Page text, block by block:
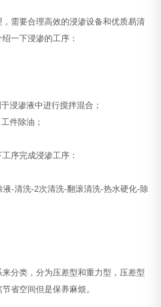
需要合理高效的浸渗设备和优质易清
一下浸渗的工序：
浸渗液中进行搅拌混合；
件除油；
序完成浸渗工序：
-清洗-2次清洗-翻滚清洗-热水硬化-除
分类，分为压差型和重力型，压差型
省空间但是保养麻烦。